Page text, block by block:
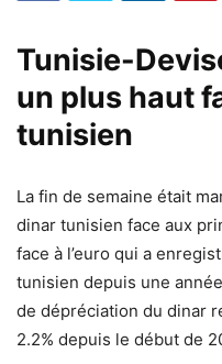
Tunisie-
un plus haut
tunisien
La fin de semaine était
dinar tunisien face aux
face à l’euro qui a
tunisien depuis une
de dépréciation du dinar
2.2% depuis le début de